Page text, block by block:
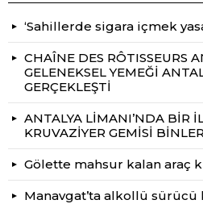
‘Sahillerde sigara içmek
CHAÎNE DES RÔTISSEURS
GELENEKSEL YEMEĞİ
GERÇEKLEŞTİ
ANTALYA LİMANI’NDA BİR
KRUVAZİYER GEMİSİ
Gölette mahsur kalan araç
Manavgat’ta alkollü sürücü